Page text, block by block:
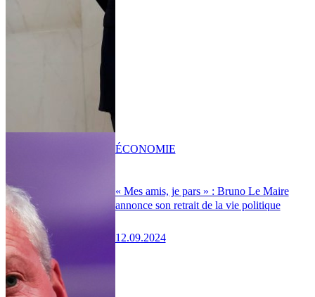
« Mes amis, je pars » : Bruno Le Maire
annonce son retrait de la vie politique
12.09.2024
ÉCONOMIE